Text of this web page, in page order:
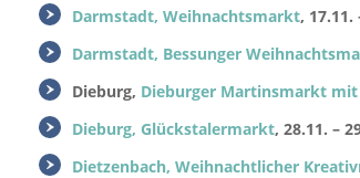
Darmstadt, Weihnachtsmarkt, 17.11.
Darmstadt, Bessunger
Dieburg, Dieburger Martinsmarkt
Dieburg, Glückstalermarkt, 28.11. –
Dietzenbach, Weihnachtlicher